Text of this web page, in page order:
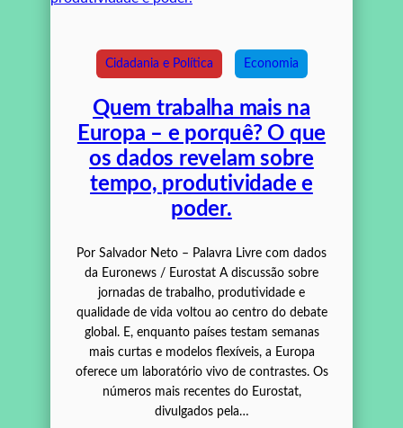
Cidadania e Política Economia
Quem trabalha mais na
Europa – e porquê? O que
os dados revelam sobre
tempo, produtividade e
poder.
Por Salvador Neto – Palavra Livre com dados
da Euronews / Eurostat A discussão sobre
jornadas de trabalho, produtividade e
qualidade de vida voltou ao centro do debate
global. E, enquanto países testam semanas
mais curtas e modelos flexíveis, a Europa
oferece um laboratório vivo de contrastes. Os
números mais recentes do Eurostat,
divulgados pela…